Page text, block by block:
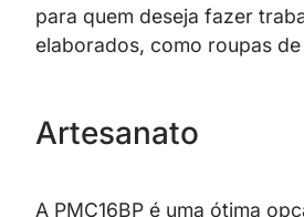
para quem deseja fazer
elaborados, como roupas
Artesanato
A PMC16BP é uma ótima